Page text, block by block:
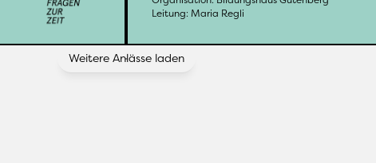
Leitung:
Muders
Leitung: Maria Regli
Weitere Anlässe laden